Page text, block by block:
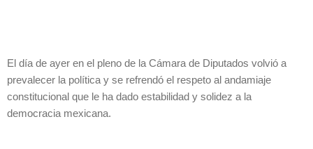
El día de ayer en el pleno de la Cámara de Diputados volvió a
prevalecer la política y se refrendó el respeto al andamiaje
constitucional que le ha dado estabilidad y solidez a la
democracia mexicana.